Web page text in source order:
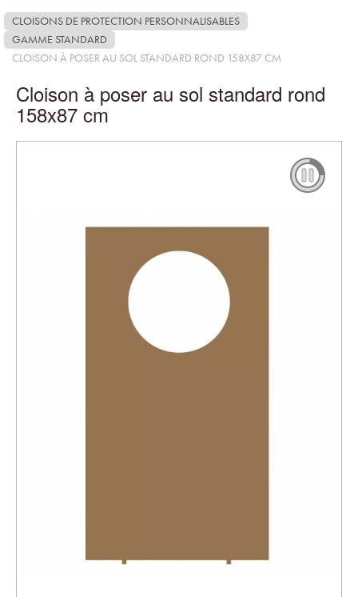
CLOISONS DE PROTECTION PERSONNALISABLES
GAMME STANDARD
CLOISON À POSER AU SOL STANDARD ROND 158X87 CM
Cloison à poser au sol standard rond
158x87 cm